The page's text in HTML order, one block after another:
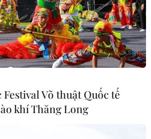
hạn 6 tháng đối
quy mô lớn
còn 780 trường
và THCS công lập
Festival Võ thuật Quốc tế
khí Thăng Long